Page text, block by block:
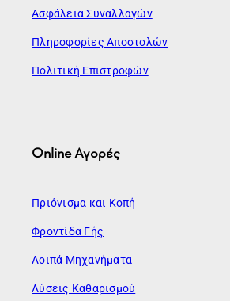
Ασφάλεια Συναλλαγών
Πληροφορίες Αποστολών
Πολιτική Επιστροφών
Online Αγορές
Πριόνισμα και Κοπή
Φροντίδα Γής
Λοιπά Μηχανήματα
Λύσεις Καθαρισμού